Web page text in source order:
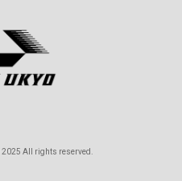
2025 All rights reserved.